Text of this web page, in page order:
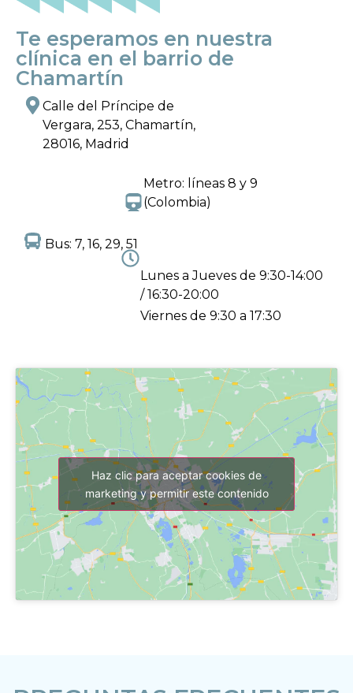
Haz clic para aceptar cookies de
marketing y permitir este contenido
Te esperamos en nuestra
clínica en el barrio de
Chamartín
Calle del Príncipe de
Vergara, 253, Chamartín,
28016, Madrid
Metro: líneas 8 y 9
(Colombia)
Bus: 7, 16, 29, 51
Lunes a Jueves de 9:30-14:00
/ 16:30-20:00
Viernes de 9:30 a 17:30